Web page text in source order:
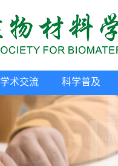
学术交流 科学普及